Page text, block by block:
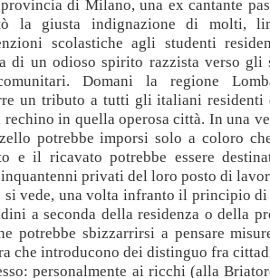
di Milano, una ex cantante
la giusta indignazione di molti,
scolastiche agli studenti
di un odioso spirito razzista verso
Domani la regione
un tributo a tutti gli italiani residenti
rechino in quella operosa città. In una
potrebbe imporsi solo a coloro
e il ricavato potrebbe essere
privati del loro posto di
si vede, una volta infranto il principio
a seconda della residenza o della
potrebbe sbizzarrirsi a pensare
che introducono dei distinguo fra
personalmente ai ricchi (alla